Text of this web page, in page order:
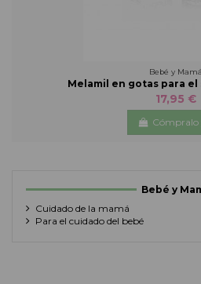
Bebé y Mamá
Melamil en gotas para
17,95 €
Cómpralo
Bebé y
Cuidado de la mamá
Para el cuidado del bebé